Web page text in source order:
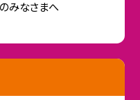
みなさまへ